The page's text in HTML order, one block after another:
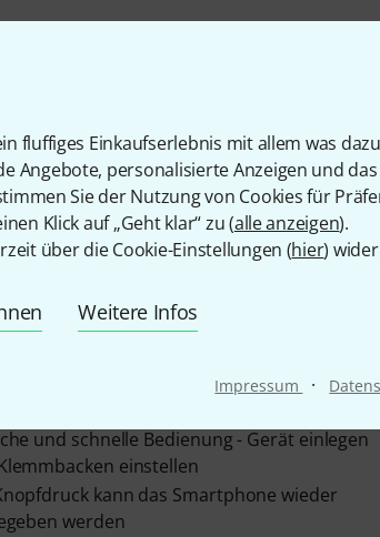
fluffiges Einkaufserlebnis mit allem was
Angebote, personalisierte Anzeigen und
Sie der Nutzung von Cookies für
Klick auf „Geht klar“ zu (alle anzeigen).
über die Cookie-Einstellungen (hier)
Weitere Infos
Impressum ·
4"-Außengewinde auf 3/8"-Innengewinde
Reduziergewinde 1/4"-Innengewinde auf 3/8"-
für Kameras und Pocket-Recorder
Smartphone Holder
für flache Geräte mit einer Breite von
und schnelle Bedienung - Gerät einlegen
einstellen
kann das Smartphone wieder
werden